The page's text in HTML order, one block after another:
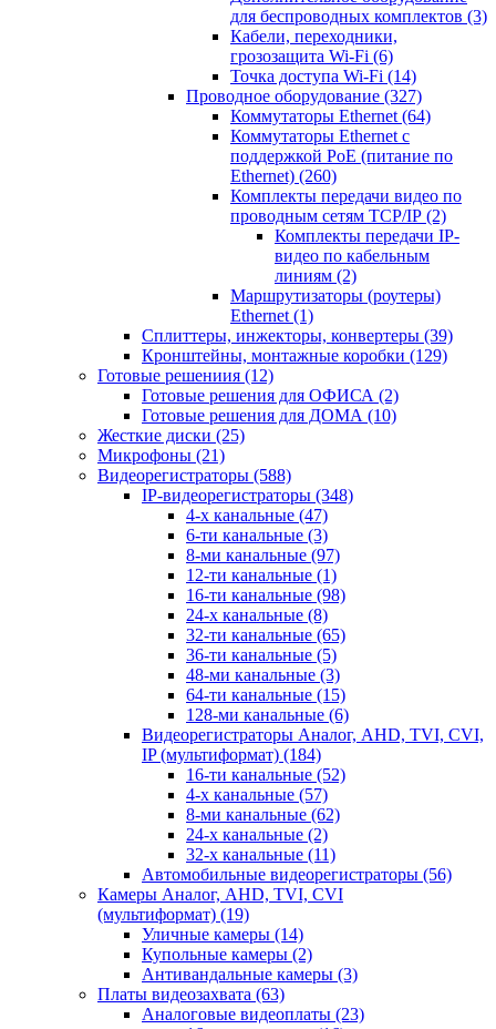
для беспроводных комплектов (3)
Кабели, переходники,
грозозащита Wi-Fi (6)
Точка доступа Wi-Fi (14)
Проводное оборудование (327)
Коммутаторы Ethernet (64)
Коммутаторы Ethernet с
поддержкой PoE (питание по
Ethernet) (260)
Комплекты передачи видео по
проводным сетям TCP/IP (2)
Комплекты передачи IP-
видео по кабельным
линиям (2)
Маршрутизаторы (роутеры)
Ethernet (1)
Сплиттеры, инжекторы, конвертеры (39)
Кронштейны, монтажные коробки (129)
Готовые решениия (12)
Готовые решения для ОФИСА (2)
Готовые решения для ДОМА (10)
Жесткие диски (25)
Микрофоны (21)
Видеорегистраторы (588)
IP-видеорегистраторы (348)
4-х канальные (47)
6-ти канальные (3)
8-ми канальные (97)
12-ти канальные (1)
16-ти канальные (98)
24-х канальные (8)
32-ти канальные (65)
36-ти канальные (5)
48-ми канальные (3)
64-ти канальные (15)
128-ми канальные (6)
Видеорегистраторы Аналог, AHD, TVI, CVI,
IP (мультиформат) (184)
16-ти канальные (52)
4-х канальные (57)
8-ми канальные (62)
24-х канальные (2)
32-х канальные (11)
Автомобильные видеорегистраторы (56)
Камеры Аналог, AHD, TVI, CVI
(мультиформат) (19)
Уличные камеры (14)
Купольные камеры (2)
Антивандальные камеры (3)
Платы видеозахвата (63)
Аналоговые видеоплаты (23)